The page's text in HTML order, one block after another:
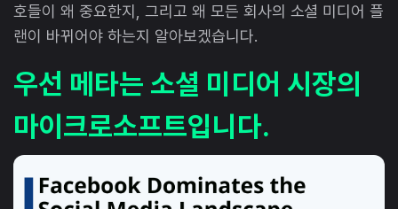
호들이 왜 중요한지, 그리고 왜 모든 회사의 소셜 미디어 플
랜이 바뀌어야 하는지 알아보겠습니다.
우선 메타는 소셜 미디어 시장의
마이크로소프트입니다.